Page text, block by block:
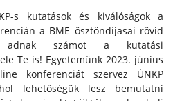
s kutatások és kiválóságok a
a BME ösztöndíjasai rövid
adnak számot a kutatási
Te is! Egyetemünk 2023. június
konferenciát szervez ÚNKP
lehetőségük lesz bemutatni